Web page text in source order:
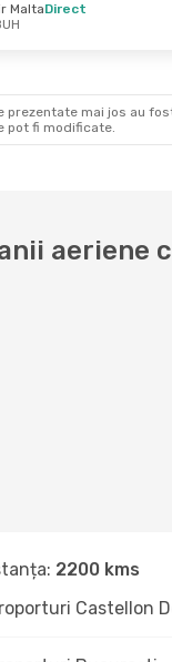
MaltaDirect
prezentate mai jos au
pot fi modificate.
aeriene
2200 kms
Castellon